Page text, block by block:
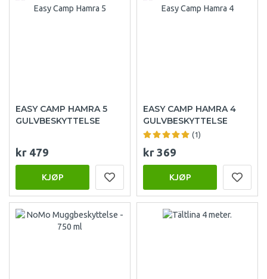
EASY CAMP HAMRA 5
GULVBESKYTTELSE
kr 479
KJØP
EASY CAMP HAMRA 4
GULVBESKYTTELSE
(1)
kr 369
KJØP